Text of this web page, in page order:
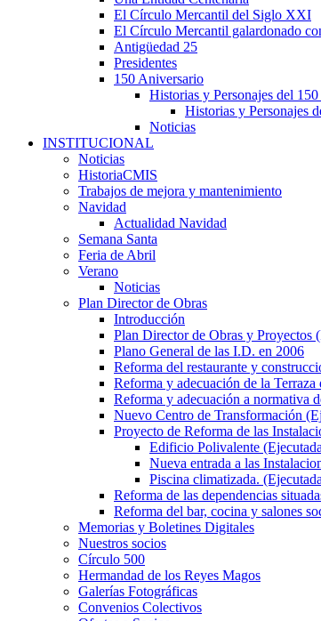
El Círculo Mercantil del Siglo XXI
El Círculo Mercantil galardonado
Antigüedad 25
Presidentes
150 Aniversario
Historias y Personajes del
Historias y Personajes
Noticias
INSTITUCIONAL
Noticias
HistoriaCMIS
Trabajos de mejora y mantenimiento
Navidad
Actualidad Navidad
Semana Santa
Feria de Abril
Verano
Noticias
Plan Director de Obras
Introducción
Plan Director de Obras y Proyectos
Plano General de las I.D. en 2006
Reforma del restaurante y
Reforma y adecuación de la
Reforma y adecuación a normativa
Nuevo Centro de Transformación
Proyecto de Reforma de las
Edificio Polivalente
Nueva entrada a las
Piscina climatizada.
Reforma de las dependencias
Reforma del bar, cocina y salones
Memorias y Boletines Digitales
Nuestros socios
Círculo 500
Hermandad de los Reyes Magos
Galerías Fotográficas
Convenios Colectivos